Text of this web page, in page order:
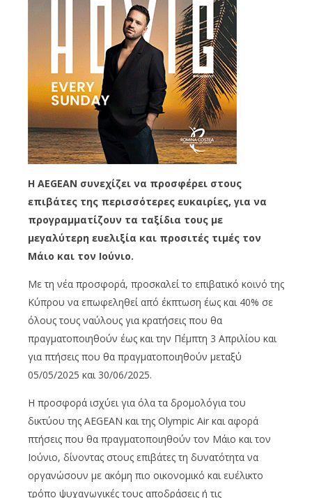
Η AEGEAN συνεχίζει να προσφέρει στους
επιβάτες της περισσότερες ευκαιρίες, για να
προγραμματίζουν τα ταξίδια τους με
μεγαλύτερη ευελιξία και προσιτές τιμές τον
Μάιο και τον Ιούνιο.
Με τη νέα προσφορά, προσκαλεί το επιβατικό κοινό της
Κύπρου να επωφεληθεί από έκπτωση έως και 40% σε
όλους τους ναύλους για κρατήσεις που θα
πραγματοποιηθούν έως και την Πέμπτη 3 Απριλίου και
για πτήσεις που θα πραγματοποιηθούν μεταξύ
05/05/2025 και 30/06/2025.
Η προσφορά ισχύει για όλα τα δρομολόγια του
δικτύου της AEGEAN και της Olympic Air και αφορά
πτήσεις που θα πραγματοποιηθούν τον Μάιο και τον
Ιούνιο, δίνοντας στους επιβάτες τη δυνατότητα να
οργανώσουν με ακόμη πιο οικονομικό και ευέλικτο
τρόπο ψυχαγωγικές τους αποδράσεις ή τις